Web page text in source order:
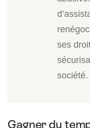
ses
société.
Gagner du